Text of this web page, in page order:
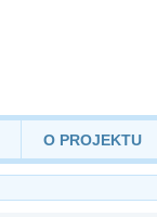
O PROJEKTU